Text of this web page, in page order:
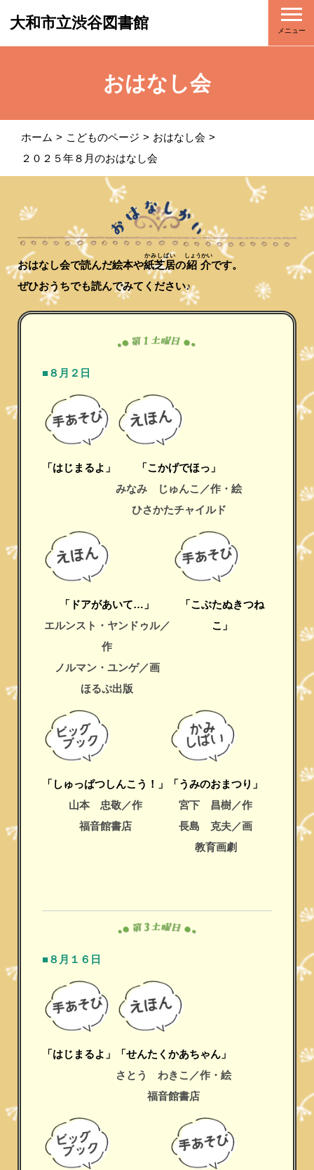
大和市立渋谷図書館 メニュー
おはなし会
ホーム こどものページ
おはなし会
２０２５年８月のおはなし会
おはなし会で読んだ絵本や紙芝居
かみしばい
の紹介
しょうかい
です。
ぜひおうちでも読んでみてください♪
■８月２日
「はじまるよ」
「こかげでほっ」
みなみ じゅんこ／作・絵
ひさかたチャイルド
「ドアがあいて…」
エルンスト・ヤンドゥル／
作
ノルマン・ユンゲ／画
ほるぷ出版
「こぶたぬきつね
こ」
「しゅっぱつしんこう！」
山本 忠敬／作
福音館書店
「うみのおまつり」
宮下 昌樹／作
長島 克夫／画
教育画劇
■８月１６日
「はじまるよ」
「せんたくかあちゃん」
さとう わきこ／作・絵
福音館書店